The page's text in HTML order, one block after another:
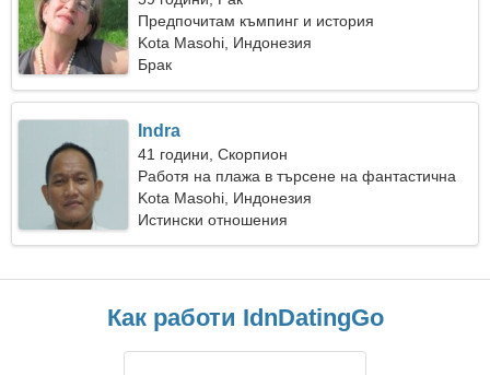
Предпочитам къмпинг и история
Kota Masohi, Индонезия
Брак
Indra
41 години, Скорпион
Работя на плажа в търсене на фантастична
жена
Kota Masohi, Индонезия
Истински отношения
Как работи IdnDatingGo